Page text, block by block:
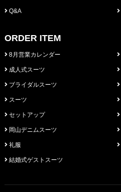
Q&A
ORDER ITEM
8月営業カレンダー
成人式スーツ
ブライダルスーツ
スーツ
セットアップ
岡山デニムスーツ
礼服
結婚式ゲストスーツ